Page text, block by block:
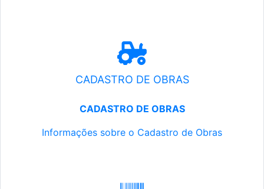
CADASTRO DE OBRAS
CADASTRO DE OBRAS
Informações sobre o Cadastro de Obras